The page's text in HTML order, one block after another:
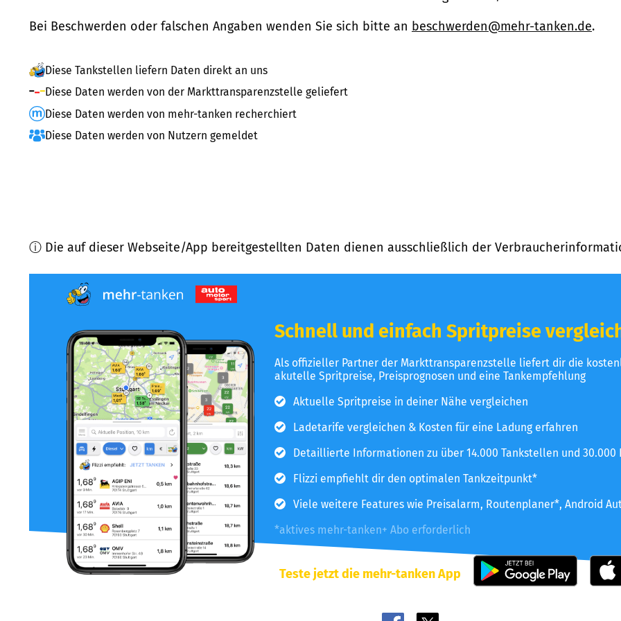
Bei Beschwerden oder falschen Angaben wenden Sie sich bitte an beschwerden@mehr-tanken.de.
Diese Tankstellen liefern Daten direkt an uns
Diese Daten werden von der Markttransparenzstelle geliefert
Diese Daten werden von mehr-tanken recherchiert
Diese Daten werden von Nutzern gemeldet
ⓘ Die auf dieser Webseite/App bereitgestellten Daten dienen ausschließlich der
Schnell und einfach Spritpreise
Als offizieller Partner der Markttransparenzstelle liefert dir die
akutelle Spritpreise, Preisprognosen und eine Tankempfehlung
Aktuelle Spritpreise in deiner Nähe vergleichen
Ladetarife vergleichen & Kosten für eine Ladung erfahren
Detaillierte Informationen zu über 14.000 Tankstellen und 30.000
Flizzi empfiehlt dir den optimalen Tankzeitpunkt*
Viele weitere Features wie Preisalarm, Routenplaner*, Android
*aktives mehr-tanken+ Abo erforderlich
Teste jetzt die mehr-tanken App